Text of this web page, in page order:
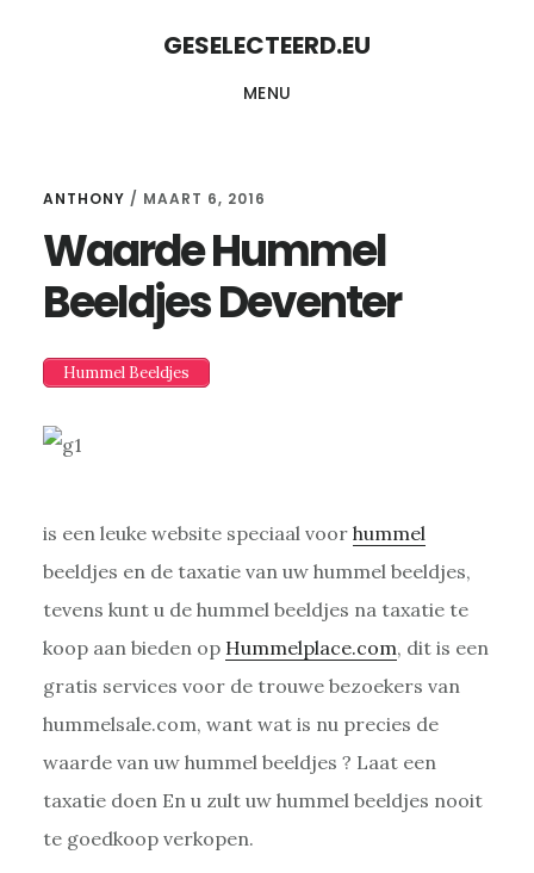
GESELECTEERD.EU
MENU
ANTHONY / MAART 6, 2016
Waarde Hummel
Beeldjes Deventer
Hummel Beeldjes
is een leuke website speciaal voor hummel
beeldjes en de taxatie van uw hummel beeldjes,
tevens kunt u de hummel beeldjes na taxatie te
koop aan bieden op Hummelplace.com, dit is een
gratis services voor de trouwe bezoekers van
hummelsale.com, want wat is nu precies de
waarde van uw hummel beeldjes ? Laat een
taxatie doen En u zult uw hummel beeldjes nooit
te goedkoop verkopen.